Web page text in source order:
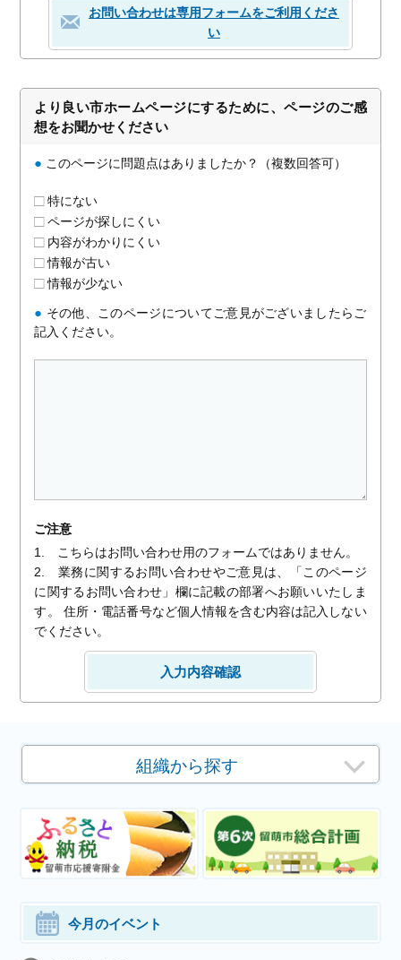
お問い合わせは専用フォームをご利用くださ
い
より良い市ホームページにするために、ページのご感
想をお聞かせください
● このページに問題点はありましたか？（複数回答可）
特にない
ページが探しにくい
内容がわかりにくい
情報が古い
情報が少ない
● その他、このページについてご意見がございましたらご
記入ください。
ご注意
1. こちらはお問い合わせ用のフォームではありません。
2. 業務に関するお問い合わせやご意見は、「このページ
に関するお問い合わせ」欄に記載の部署へお願いいたしま
す。 住所・電話番号など個人情報を含む内容は記入しない
でください。
組織から探す
今月のイベント